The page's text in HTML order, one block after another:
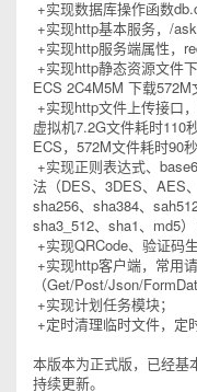
+实现数据库操作函数
+实现http基本服务，/
+实现http服务端属性，
+实现http静态资源文件
ECS 2C4M5M 下载572M
+实现http文件上传接口
虚拟机7.2G文件耗时110
ECS，572M文件耗时90
+实现正则表达式、
法（DES、3DES、AES
sha256、sha384、
sha3_512、sha1、md5）
+实现QRCode、验证码生
+实现http客户端，常用
（Get/Post/Json/
+实现计划任务模块；
+定时清理临时文件，定
本版本为正式版，已经基
持续更新。